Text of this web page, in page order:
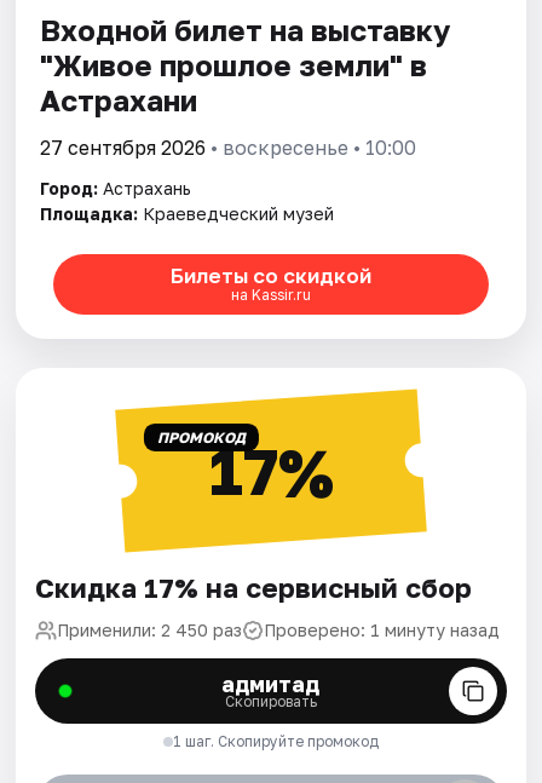
Входной билет на выставку
"Живое прошлое земли" в
Астрахани
27 сентября 2026 • воскресенье • 10:00
Город: Астрахань
Площадка: Краеведческий музей
Билеты со скидкой
на Kassir.ru
ПРОМОКОД17%
Скидка 17% на сервисный сбор
Применили: 2 450 раз Проверено: 1 минуту назад
адмитад
Скопировать
1 шаг. Скопируйте промокод